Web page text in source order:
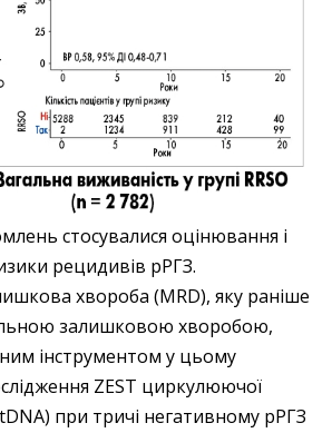
стосувалися оцінювання і
рецидивів рРГЗ.
хвороба (MRD), яку раніше
залишковою хворобою,
інструментом у цьому
ZEST циркулюючої
при тричі негативному рРГЗ